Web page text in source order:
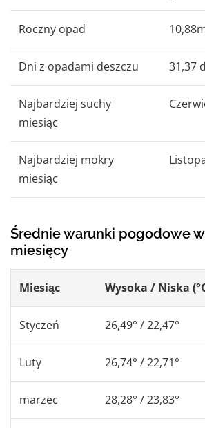
Roczny opad
Dni z opadami deszczu 31,37
Najbardziej suchy
miesiąc
Najbardziej mokry
miesiąc
Średnie warunki pogodowe
miesięcy
Miesiąc Wysoka / Niska
Styczeń 26,49° / 22,47°
Luty 26,74° / 22,71°
marzec 28,28° / 23,83°